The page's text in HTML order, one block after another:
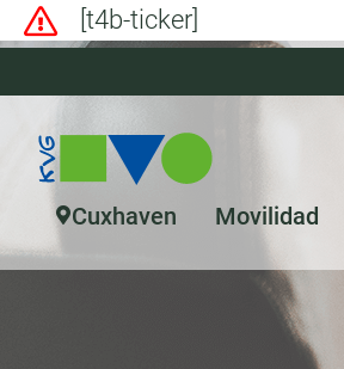
[t4b-ticker]
Cuxhaven Movilidad